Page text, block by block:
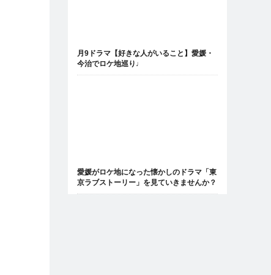
月9ドラマ【好きな人がいること】愛媛・
今治でロケ地巡り♩
愛媛がロケ地になった懐かしのドラマ「東
京ラブストーリー」を見ていきませんか？